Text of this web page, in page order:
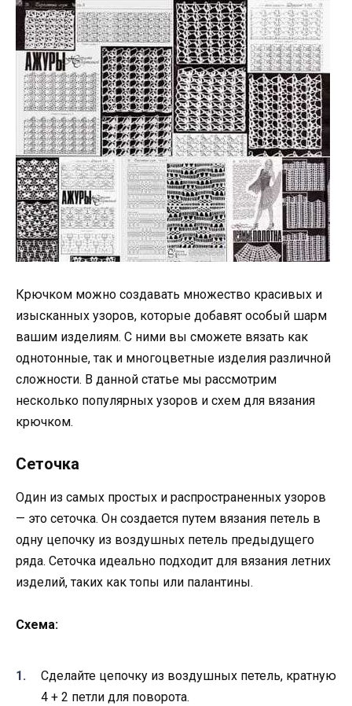
Крючком можно создавать множество красивых и
изысканных узоров, которые добавят особый шарм
вашим изделиям. С ними вы сможете вязать как
однотонные, так и многоцветные изделия различной
сложности. В данной статье мы рассмотрим
несколько популярных узоров и схем для вязания
крючком.
Сеточка
Один из самых простых и распространенных узоров
— это сеточка. Он создается путем вязания петель в
одну цепочку из воздушных петель предыдущего
ряда. Сеточка идеально подходит для вязания летних
изделий, таких как топы или палантины.
Схема:
Сделайте цепочку из воздушных петель, кратную
4 + 2 петли для поворота.